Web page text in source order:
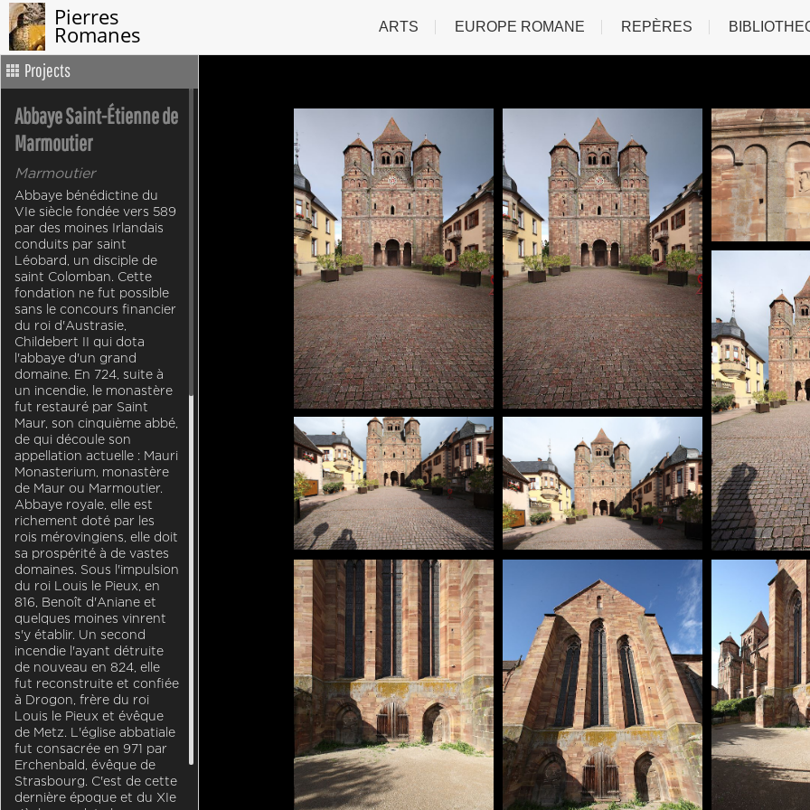
Pierres
Romanes ARTS EUROPE ROMANE REPÈRES
Projects
Abbaye Saint-Étienne de
Marmoutier
Marmoutier
Abbaye bénédictine du
VIe siècle fondée vers 589
par des moines Irlandais
conduits par saint
Léobard, un disciple de
saint Colomban. Cette
fondation ne fut possible
sans le concours financier
du roi d'Austrasie,
Childebert II qui dota
l'abbaye d'un grand
domaine. En 724, suite à
un incendie, le monastère
fut restauré par Saint
Maur, son cinquième abbé,
de qui découle son
appellation actuelle : Mauri
Monasterium, monastère
de Maur ou Marmoutier.
Abbaye royale, elle est
richement doté par les
rois mérovingiens, elle doit
sa prospérité à de vastes
domaines. Sous l'impulsion
du roi Louis le Pieux, en
816, Benoît d'Aniane et
quelques moines vinrent
s'y établir. Un second
incendie l'ayant détruite
de nouveau en 824, elle
fut reconstruite et confiée
à Drogon, frère du roi
Louis le Pieux et évêque
de Metz. L'église abbatiale
fut consacrée en 971 par
Erchenbald, évêque de
Strasbourg. C'est de cette
dernière époque et du XIe